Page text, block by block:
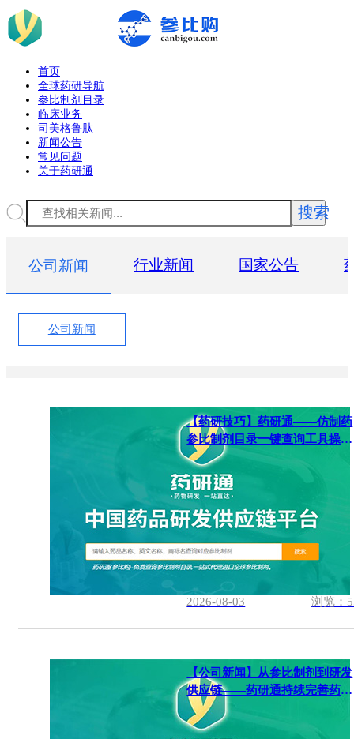
首页
全球药研导航
参比制剂目录
临床业务
司美格鲁肽
新闻公告
常见问题
关于药研通
搜索
公司新闻 行业新闻 国家公告
公司新闻
【药研技巧】药研通——仿制药
参比制剂目录一键查询工具操作
指南
2026-08-03 浏览：
【公司新闻】从参比制剂到研发
供应链——药研通持续完善药物
研发服务体系